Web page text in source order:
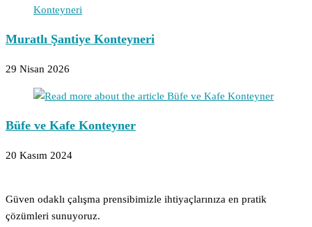
Muratlı Şantiye Konteyneri
29 Nisan 2026
Büfe ve Kafe Konteyner
20 Kasım 2024
Güven odaklı çalışma prensibimizle ihtiyaçlarınıza en pratik
çözümleri sunuyoruz.